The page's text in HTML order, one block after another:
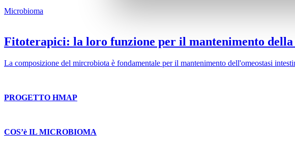
Microbioma
Fitoterapici: la loro funzione per il mantenimento della
La composizione del mircrobiota è fondamentale per il mantenimento dell'omeostasi
PROGETTO HMAP
COS’è IL MICROBIOMA